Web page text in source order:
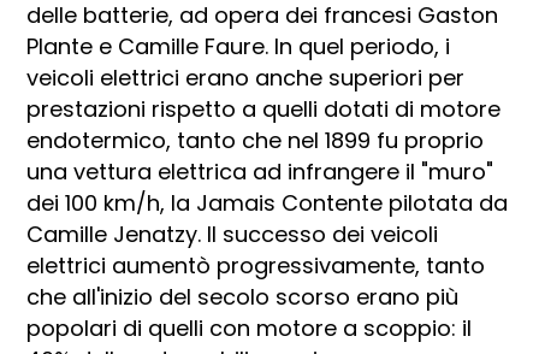
delle batterie, ad opera dei francesi Gaston
Plante e Camille Faure. In quel periodo, i
veicoli elettrici erano anche superiori per
prestazioni rispetto a quelli dotati di motore
endotermico, tanto che nel 1899 fu proprio
una vettura elettrica ad infrangere il "muro"
dei 100 km/h, la Jamais Contente pilotata da
Camille Jenatzy. Il successo dei veicoli
elettrici aumentò progressivamente, tanto
che all'inizio del secolo scorso erano più
popolari di quelli con motore a scoppio: il